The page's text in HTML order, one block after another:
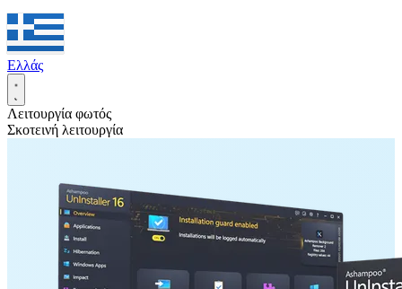
Ελλάς
Λειτουργία φωτός
Σκοτεινή λειτουργία